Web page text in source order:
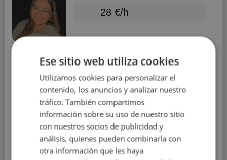
28 €/h
Matemáticas
Educación:Universidad de Córdoba
Experiencia: más de 5 años
Distrito: Nou Barrisy 127 otros distritos
Ese sitio web utiliza cookies
Utilizamos cookies para personalizar el
contenido, los anuncios y analizar nuestro
tráfico. También compartimos
información sobre su uso de nuestro sitio
con nuestros socios de publicidad y
análisis, quienes pueden combinarla con
otra información que les haya